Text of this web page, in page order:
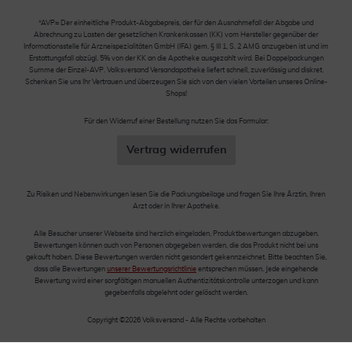
*AVP= Der einheitliche Produkt-Abgabepreis, der für den Ausnahmefall der Abgabe und
Abrechnung zu Lasten der gesetzlichen Krankenkassen (KK) vom Hersteller gegenüber der
Informationsstelle für Arzneispezialitäten GmbH (IFA) gem. § III 1, S. 2 AMG anzugeben ist und im
Erstattungsfall abzügl. 5% von der KK an die Apotheke ausgezahlt wird. Bei Doppelpackungen
Summe der Einzel-AVP. Volksversand Versandapotheke liefert schnell, zuverlässig und diskret.
Schenken Sie uns Ihr Vertrauen und überzeugen Sie sich von den vielen Vorteilen unseres Online-
Shops!
Für den Widerruf einer Bestellung nutzen Sie das Formular:
Vertrag widerrufen
Zu Risiken und Nebenwirkungen lesen Sie die Packungsbeilage und fragen Sie Ihre Ärztin, Ihren
Arzt oder in Ihrer Apotheke.
Alle Besucher unserer Webseite sind herzlich eingeladen, Produktbewertungen abzugeben.
Bewertungen können auch von Personen abgegeben werden, die das Produkt nicht bei uns
gekauft haben. Diese Bewertungen werden nicht gesondert gekennzeichnet. Bitte beachten Sie,
dass alle Bewertungen unserer Bewertungsrichtlinie entsprechen müssen. Jede eingehende
Bewertung wird einer sorgfältigen manuellen Authentizitätskontrolle unterzogen und kann
gegebenfalls abgelehnt oder gelöscht werden.
Copyright ©2026 Volksversand - Alle Rechte vorbehalten